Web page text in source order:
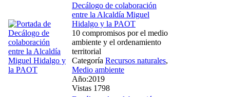
Decálogo de colaboración
entre la Alcaldía Miguel
Hidalgo y la PAOT
10 compromisos por el medio
ambiente y el ordenamiento
territorial
Categoría Recursos naturales,
Medio ambiente
Año:2019
Vistas 1798